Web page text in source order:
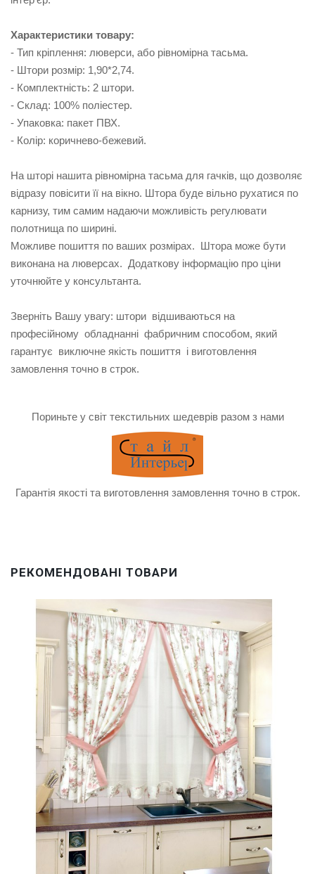
Характеристики товару:
- Тип кріплення: люверси, або рівномірна тасьма.
- Штори розмір: 1,90*2,74.
- Комплектність: 2 штори.
- Склад: 100% поліестер.
- Упаковка: пакет ПВХ.
- Колір: коричнево-бежевий.
На шторі нашита рівномірна тасьма для гачків, що дозволяє
відразу повісити її на вікно. Штора буде вільно рухатися по
карнизу, тим самим надаючи можливість регулювати
полотнища по ширині.
Можливе пошиття по ваших розмірах. Штора може бути
виконана на люверсах. Додаткову інформацію про ціни
уточнюйте у консультанта.
Зверніть Вашу увагу: штори відшиваються на
професійному обладнанні фабричним способом, який
гарантує виключне якість пошиття і виготовлення
замовлення точно в строк.
Пориньте у світ текстильних шедеврів разом з нами
Гарантія якості та виготовлення замовлення точно в строк.
РЕКОМЕНДОВАНІ ТОВАРИ